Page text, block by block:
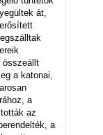
át,
összeállt
a katonai,
a
az
a